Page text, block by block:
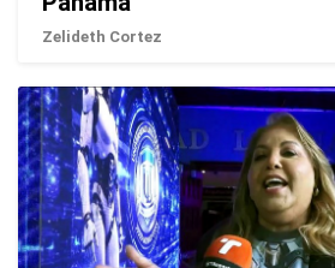
Zelideth Cortez